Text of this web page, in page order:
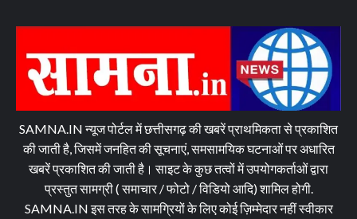
SAMNA.IN न्यूज पोर्टल में छत्तीसगढ़ की खबरें प्राथमिकता से प्रकाशित
की जाती है, जिसमें जनहित की सूचनाएं, समसामयिक घटनाओं पर अधारित
खबरें प्रकाशित की जाती है। साइट के कुछ तत्वों में उपयोगकर्ताओं द्वारा
प्रस्तुत सामग्री ( समाचार / फोटो / विडियो आदि) शामिल होगी.
SAMNA.IN इस तरह के सामग्रियों के लिए कोई ज़िम्मेदार नहीं स्वीकार